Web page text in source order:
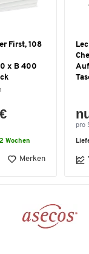
First, 108
x B 400
Wochen
Merken
pro